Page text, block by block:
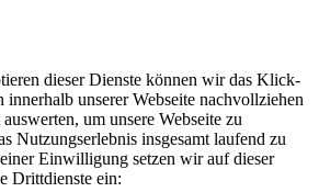
dieser Dienste können wir das Klick-
innerhalb unserer Webseite nachvollziehen
um unsere Webseite zu
Nutzungserlebnis insgesamt laufend zu
Einwilligung setzen wir auf dieser
Drittdienste ein: